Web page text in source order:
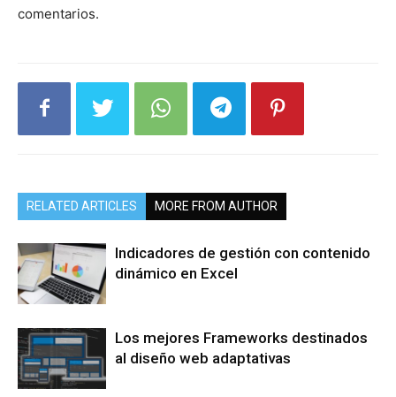
comentarios.
RELATED ARTICLES MORE FROM AUTHOR
Indicadores de gestión con contenido
dinámico en Excel
Los mejores Frameworks destinados
al diseño web adaptativas